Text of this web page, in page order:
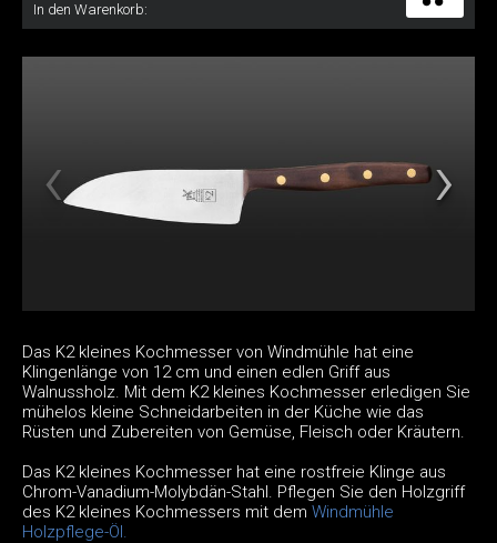
In den Warenkorb:
Das K2 kleines Kochmesser von Windmühle hat eine
Klingenlänge von 12 cm und einen edlen Griff aus
Walnussholz. Mit dem K2 kleines Kochmesser erledigen Sie
mühelos kleine Schneidarbeiten in der Küche wie das
Rüsten und Zubereiten von Gemüse, Fleisch oder Kräutern.
Das K2 kleines Kochmesser hat eine rostfreie Klinge aus
Chrom-Vanadium-Molybdän-Stahl. Pflegen Sie den Holzgriff
des K2 kleines Kochmessers mit dem Windmühle
Holzpflege-Öl.